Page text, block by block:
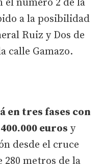
el número 2 de la
a la posibilidad
Ruiz y Dos de
calle Gamazo.
en tres fases con
euros y
desde el cruce
280 metros de la